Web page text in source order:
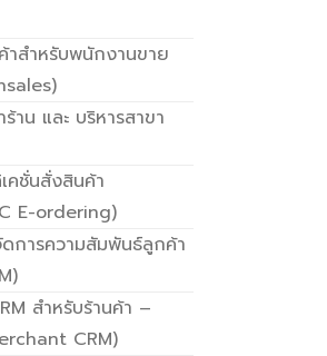
าสำหรับพนักงานขาย
าน และ บริหารสาขา
คชั่นสั่งสินค้า
E-ordering)
ดการความสัมพันธ์ลูกค้า
สำหรับร้านค้า –
CRM)